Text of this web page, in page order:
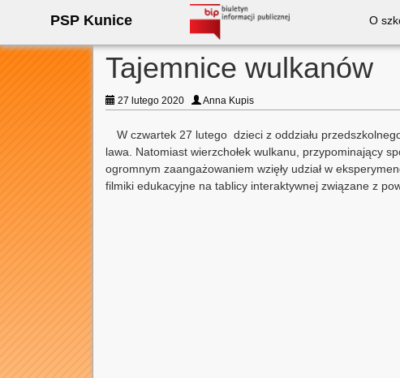
PSP Kunice O
Tajemnice wulkanów
27 lutego 2020 Anna Kupis
W czwartek 27 lutego dzieci z oddziału
lawa. Natomiast wierzchołek wulkanu, przypominający
ogromnym zaangażowaniem wzięły udział w
filmiki edukacyjne na tablicy interaktywnej związane z